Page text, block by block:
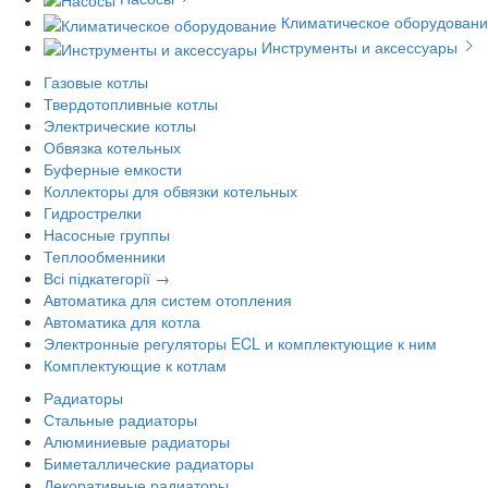
Климатическое
Инструменты и аксессуары
Газовые котлы
Твердотопливные котлы
Электрические котлы
Обвязка котельных
Буферные емкости
Коллекторы для обвязки котельных
Гидрострелки
Насосные группы
Теплообменники
Всі підкатегорії →
Автоматика для систем отопления
Автоматика для котла
Электронные регуляторы ECL и комплектующие к ним
Комплектующие к котлам
Радиаторы
Стальные радиаторы
Алюминиевые радиаторы
Биметаллические радиаторы